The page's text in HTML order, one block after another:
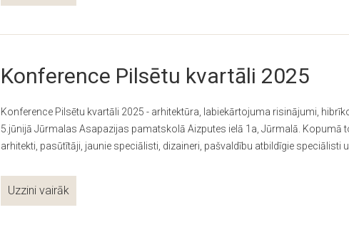
Konference Pilsētu kvartāli 2025
Konference Pilsētu kvartāli 2025 - arhitektūra, labiekārtojuma risinājumi,
5.jūnijā Jūrmalas Asapazijas pamatskolā Aizputes ielā 1a, Jūrmalā. Kopumā
arhitekti, pasūtītāji, jaunie speciālisti, dizaineri, pašvaldību atbildīgie speciālisti
Uzzini vairāk